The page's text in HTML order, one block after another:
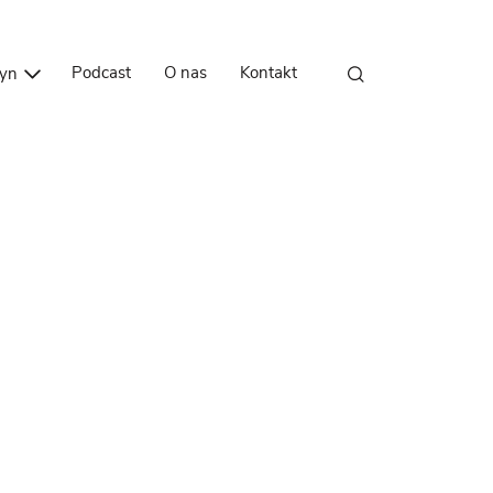
Podcast O nas Kontakt
Przejdź do treści